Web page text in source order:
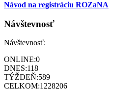
Návod na registráciu ROZaNA
Návštevnosť
Návštevnosť:
ONLINE:0
DNES:118
TÝŽDEŇ:589
CELKOM:1228206